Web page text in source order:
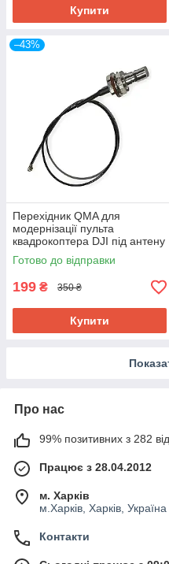
Купити
–43%
Перехідник QMA для
модернізації пульта
квадрокоптера DJI під антену
Alientech 15 см
Готово до відправки
199 ₴ 350 ₴
Купити
Про нас
99% позитивних з 282
Працює з 28.04.2012
м. Харків
м.Харків, Харків, Україна
Контакти